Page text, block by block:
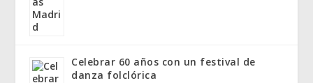
Celebrar 60 años con un festival de
danza folclórica